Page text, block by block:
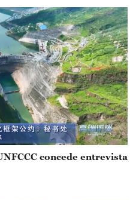
concede entrevista